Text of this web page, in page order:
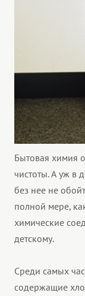
Бытовая химия
чистоты. А уж в
без нее не
полной мере,
химические
детскому.
Среди самых
содержащие